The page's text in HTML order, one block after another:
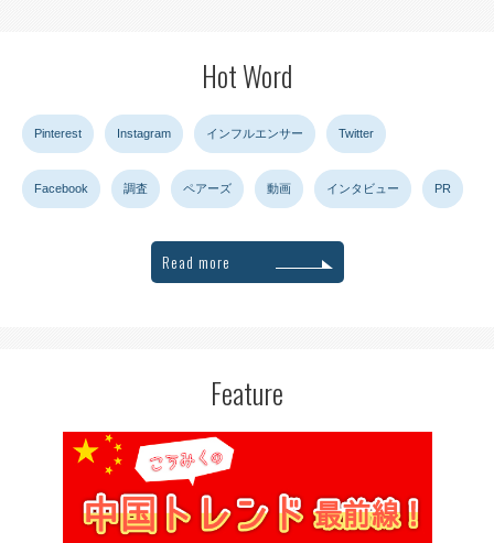
Hot Word
Pinterest Instagram インフルエンサー Twitter
Facebook 調査 ペアーズ 動画 インタビュー PR
Read more
Feature